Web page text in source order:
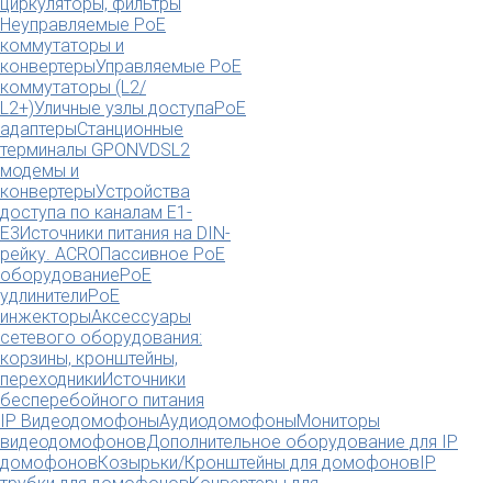
Неуправляемые PoE
коммутаторы и
конвертерыУправляемые PoE
коммутаторы (L2/
L2+)Уличные узлы доступаPoE
адаптерыСтанционные
терминалы GPONVDSL2
модемы и
конвертерыУстройства
доступа по каналам E1-
E3Источники питания на DIN-
рейку. ACROПассивное PoE
оборудованиеPoE
удлинителиPoE
инжекторыАксессуары
сетевого оборудования:
корзины, кронштейны,
переходникиИсточники
бесперебойного питания
IP ВидеодомофоныАудиодомофоныМониторы
видеодомофоновДополнительное оборудование для IP
домофоновКозырьки/Кронштейны для домофоновIP